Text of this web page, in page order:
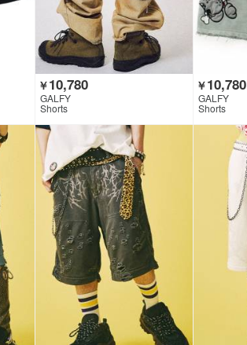
￥10,780
GALFY
Shorts
￥10,780
GALFY
Shorts